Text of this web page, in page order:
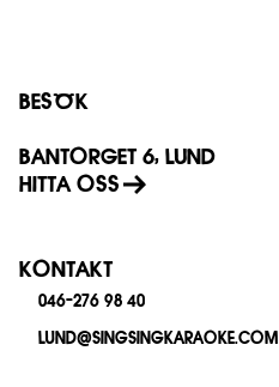
BESÖK
BANTORGET 6, LUND
HITTA OSS
KONTAKT
046-276 98 40
LUND@SINGSINGKARAOKE.COM